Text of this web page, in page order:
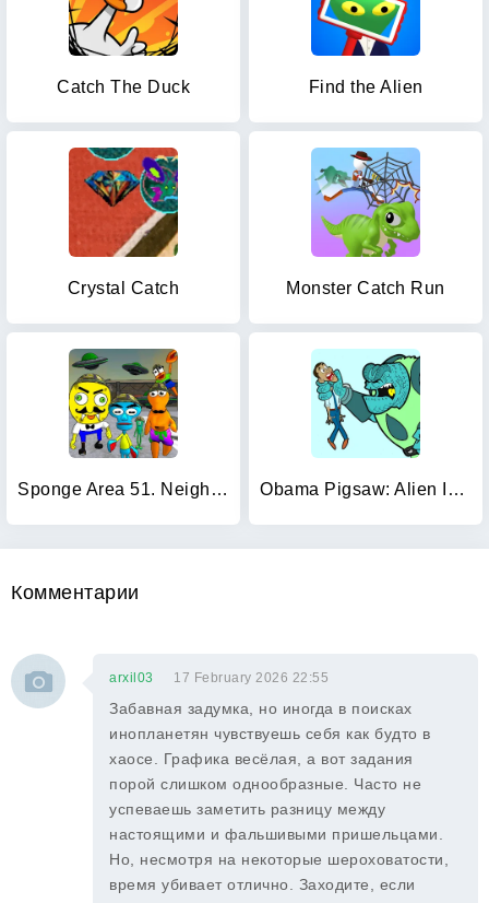
Catch The Duck Find the Alien
Crystal Catch Monster Catch Run
Sponge Area 51. Neighbor Alien Obama Pigsaw: Alien Invasion
Комментарии
arxil03 17 February 2026 22:55
Забавная задумка, но иногда в поисках
инопланетян чувствуешь себя как будто в
хаосе. Графика весёлая, а вот задания
порой слишком однообразные. Часто не
успеваешь заметить разницу между
настоящими и фальшивыми пришельцами.
Но, несмотря на некоторые шероховатости,
время убивает отлично. Заходите, если